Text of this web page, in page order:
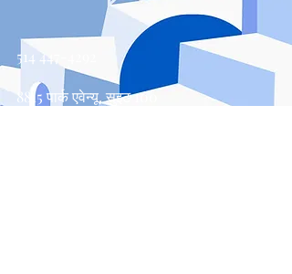
514 447-4292
8815 पार्क एवेन्यू, सुइट 100